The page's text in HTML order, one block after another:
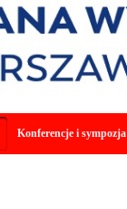
Konferencje i sympozja